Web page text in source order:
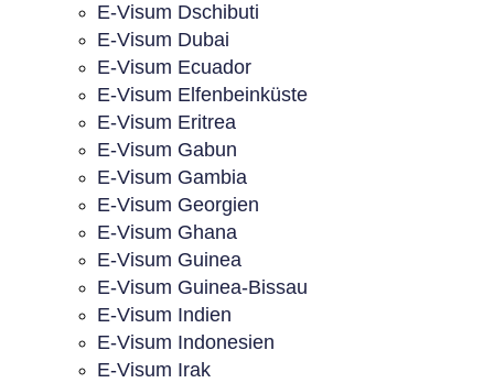
E-Visum Dschibuti
E-Visum Dubai
E-Visum Ecuador
E-Visum Elfenbeinküste
E-Visum Eritrea
E-Visum Gabun
E-Visum Gambia
E-Visum Georgien
E-Visum Ghana
E-Visum Guinea
E-Visum Guinea-Bissau
E-Visum Indien
E-Visum Indonesien
E-Visum Irak